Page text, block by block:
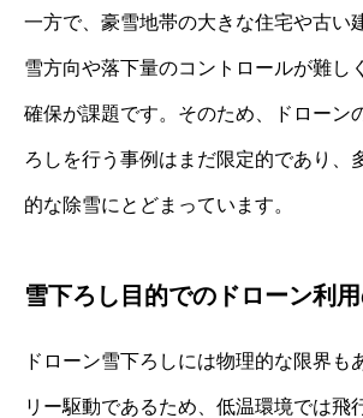
一方で、豪雪地帯の大きな住宅や古い
雪方向や落下量のコントロールが難し
確保が課題です。そのため、ドローン
ろしを行う事例はまだ限定的であり、
的な除雪にとどまっています。
雪下ろし目的でのドローン利
ドローン雪下ろしには物理的な限界も
リー駆動であるため、低温環境では飛